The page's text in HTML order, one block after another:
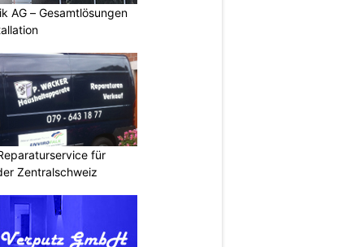
AG – Gesamtlösungen
für
Zentralschweiz